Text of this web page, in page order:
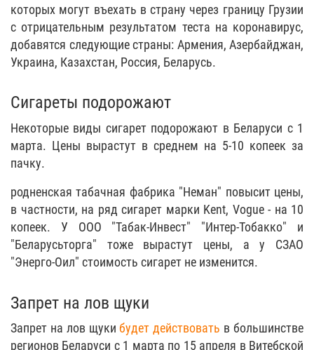
которых могут въехать в страну через границу Грузии
с отрицательным результатом теста на коронавирус,
добавятся следующие страны: Армения, Азербайджан,
Украина, Казахстан, Россия, Беларусь.
Cигареты подорожают
Некоторые виды сигарет подорожают в Беларуси с 1
марта. Цены вырастут в среднем на 5-10 копеек за
пачку.
родненская табачная фабрика "Неман" повысит цены,
в частности, на ряд сигарет марки Kent, Vogue - на 10
копеек. У ООО "Табак-Инвест" "Интер-Тобакко" и
"Беларусьторга" тоже вырастут цены, а у СЗАО
"Энерго-Оил" стоимость сигарет не изменится.
Запрет на лов щуки
Запрет на лов щукибудет действовать в большинстве
регионов Беларуси с 1 марта по 15 апреля в Витебской